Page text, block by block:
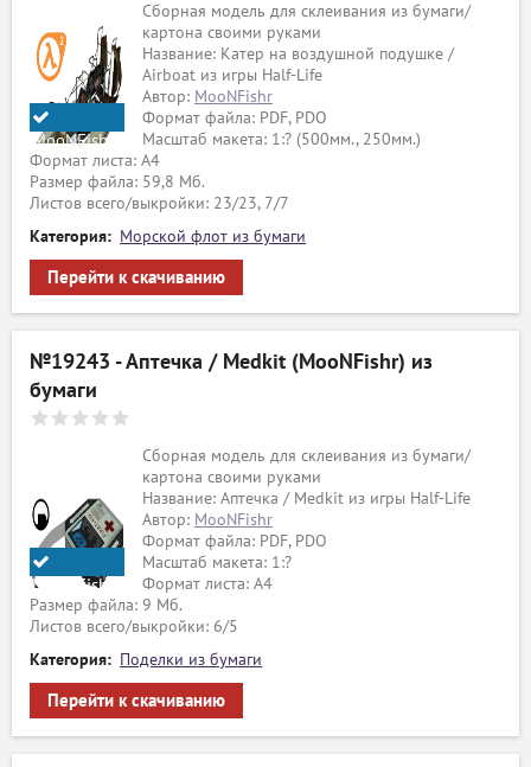
MooNFishr
Сборная модель для склеивания из бумаги/
картона своими руками
Название: Катер на воздушной подушке /
Airboat из игры Half-Life
Автор: MooNFishr
Формат файла: PDF, PDO
Масштаб макета: 1:? (500мм., 250мм.)
Формат листа: А4
Размер файла: 59,8 Мб.
Листов всего/выкройки: 23/23, 7/7
Категория: Морской флот из бумаги
Перейти к скачиванию
№19243 - Аптечка / Medkit (MooNFishr) из
бумаги
MooNFishr
Сборная модель для склеивания из бумаги/
картона своими руками
Название: Аптечка / Medkit из игры Half-Life
Автор: MooNFishr
Формат файла: PDF, PDO
Масштаб макета: 1:?
Формат листа: А4
Размер файла: 9 Мб.
Листов всего/выкройки: 6/5
Категория: Поделки из бумаги
Перейти к скачиванию